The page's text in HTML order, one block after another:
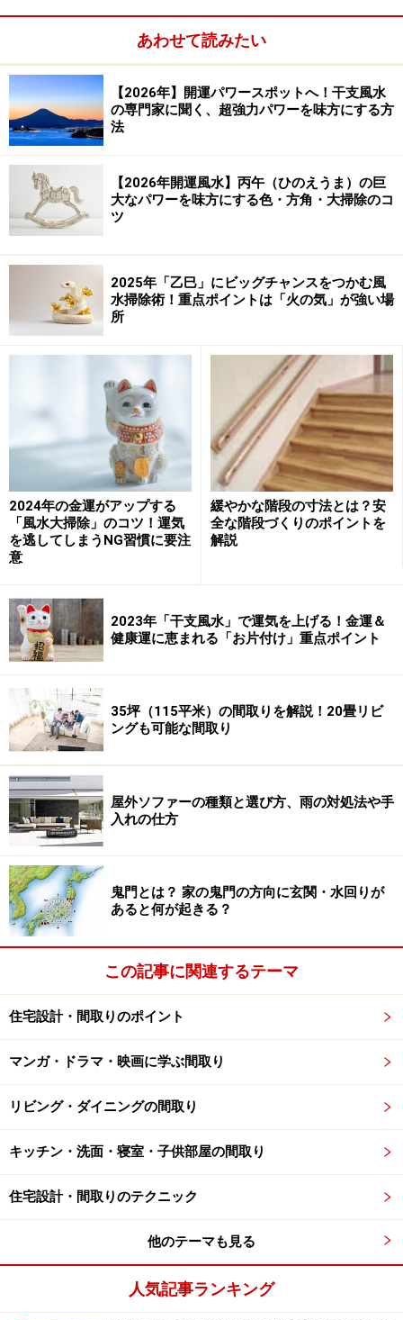
そろそろ子供部屋へ。でもその前に
リビングの子供机にサイドテーブルを付けた例。母親が勉
強をみたり、家事したり、子供との交流が生れそうです
仕切りの考え方には２つあり、ひとつは壁で仕切る考え
方、もうひとつは空間として仕切る考え方です。例えば
どんなにオープンなリビングでも、テレビが置いてある
場所には、自然と家族が集り団欒の場所になります。こ
れが空間として仕切る考え方なのです。
子供部屋をどう仕切るか。間取りを考える上でも、最も
難しい問題です。いま注目されているプランのひとつ
が、子供部屋のふたつの機能「寝ること」と「勉強する
こと」を分けて考えることです。
子供部屋は最小限の寝るためのスペースと考えて、わざ
と狭くします。テレビや机のない、ほぼベッドと着替え
だけの空間です。一方でリビングには、勉強のためのス
ペースを作ります。壁で仕切るのではなく、デスクを置
いた空間を作ることがポイントです。
勉強の場所だからこそ、きっちりと作り込
む
オープンキッチンが普及しはじめた頃、ダイニングを勉
強机として使うことが流行しました。お母さんの目が届
きやすいですし、見られているだけに子供も集中しま
す。
もちろんこの方法でもいいのですが、中学や高校になる
と難しくなってきます。第２のステップとして考えられ
スをプランする時に大切なのが、きちんとデザインされ
た場所にすることです。
人間は年齢を問わず、心地のよい場所に集ります。勉強
スペースを家の中でもとびきりの空間にすることで子供
の大きな原因は、テレビやパソコン、ベッドが揃った快
適な空間にあるともいえます。
子供がいない時は、親も利用できる
あわせて読みたい
【2026年】開運パワースポットへ！干支風水
の専門家に聞く、超強力パワーを味方にする方
法
【2026年開運風水】丙午（ひのえうま）の巨
大なパワーを味方にする色・方角・大掃除のコ
ツ
2025年「乙巳」にビッグチャンスをつかむ風
水掃除術！重点ポイントは「火の気」が強い場
所
2024年の金運がアップする
「風水大掃除」のコツ！運気
を逃してしまうNG習慣に要注
意
緩やかな階段の寸法とは？安
全な階段づくりのポイントを
解説
2023年「干支風水」で運気を上げる！金運＆
健康運に恵まれる「お片付け」重点ポイント
35坪（115平米）の間取りを解説！20畳リビ
ングも可能な間取り
屋外ソファーの種類と選び方、雨の対処法や手
入れの仕方
鬼門とは？ 家の鬼門の方向に玄関・水回りが
あると何が起きる？
この記事に関連するテーマ
住宅設計・間取りのポイント
マンガ・ドラマ・映画に学ぶ間取り
リビング・ダイニングの間取り
キッチン・洗面・寝室・子供部屋の間取り
住宅設計・間取りのテクニック
他のテーマも見る
人気記事ランキング